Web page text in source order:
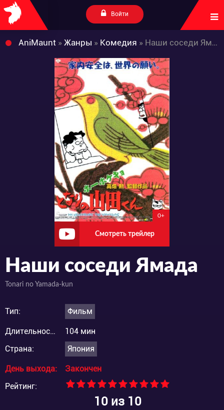
Войти
AniMaunt » Жанры » Комедия » Наши соседи Ямада
0+
Смотреть трейлер
Наши соседи Ямада
Tonari no Yamada-kun
Тип: Фильм
Длительность:
104 мин
Страна:
Япония
День выхода:
Закончен
Рейтинг:
10из 10